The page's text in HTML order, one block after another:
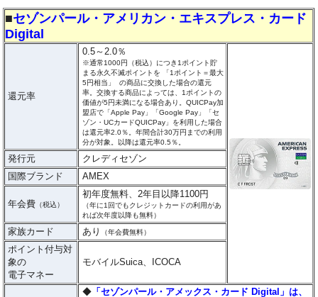
■セゾンパール・アメリカン・エキスプレス・カード
Digital
還元率
0.5～2.0％
※通常1000円（税込）につき1ポイント貯
まる永久不滅ポイントを 「1ポイント＝最大
5円相当」 の商品に交換した場合の還元
率。交換する商品によっては、1ポイントの
価値が5円未満になる場合あり。QUICPay加
盟店で「Apple Pay」「Google Pay」「セ
ゾン・UCカードQUICPay」を利用した場合
は還元率2.0％。年間合計30万円までの利用
分が対象。以降は還元率0.5％。
発行元
クレディセゾン
国際ブランド
AMEX
年会費 （税込）
初年度無料、2年目以降1100円
（年に1回でもクレジットカードの利用があ
れば次年度以降も無料）
家族カード あり （年会費無料）
ポイント付与対
象の
電子マネー
モバイルSuica、ICOCA
◆ 「セゾンパール・アメックス・カード Digital」は、